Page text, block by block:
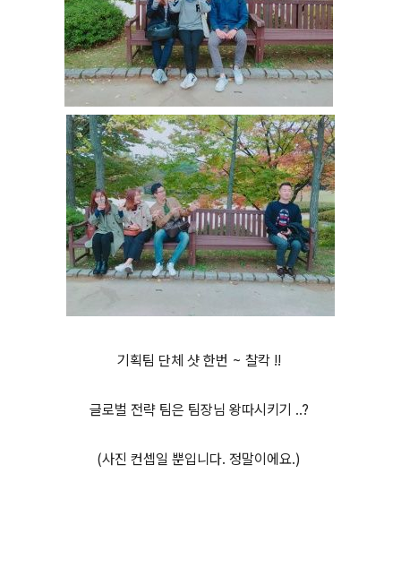
기획팀 단체 샷 한번 ~ 찰칵 !!
글로벌 전략 팀은 팀장님 왕따시키기 ..?
(사진 컨셉일 뿐입니다. 정말이에요.)